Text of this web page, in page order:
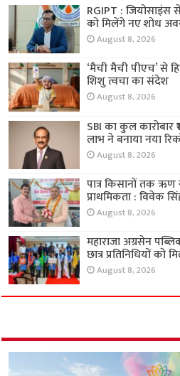
RGIPT : जियोसाइंस से
को मिलेंगे नए शोध
August 8, 2026
‘मैची मैची पीएच’ से
शिशु त्वचा का संदेश
August 8, 2026
SBI का कुल कारोबार
लाभ ने बनाया नया
August 8, 2026
पात्र किसानों तक
प्राथमिकता : विवेक
August 8, 2026
महाराजा अग्रसेन
छात्र प्रतिनिधियों को
August 8, 2026